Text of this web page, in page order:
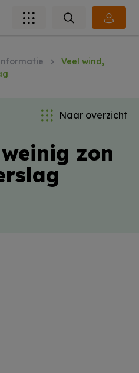
Veel wind,
Naar overzicht
zon